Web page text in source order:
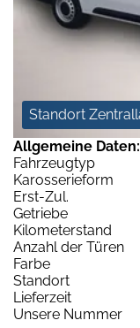
Standort
Allgemeine Daten:
Fahrzeugtyp
Karosserieform
Erst-Zul.
Getriebe
Kilometerstand
Anzahl der Türen
Farbe
Standort
Lieferzeit
Unsere Nummer